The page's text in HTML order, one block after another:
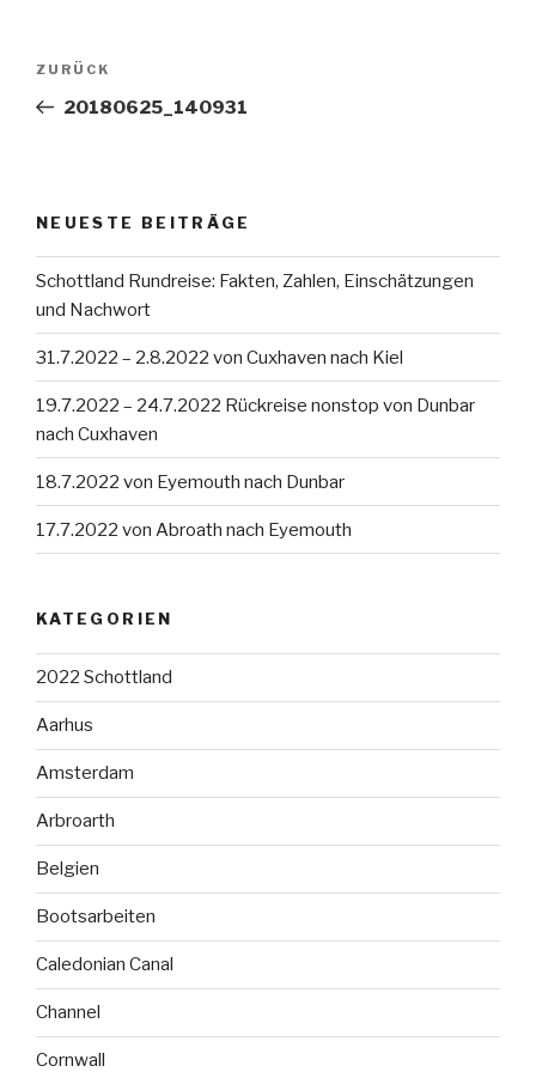
Beitragsnavigation
Vorheriger
Beitrag
ZURÜCK
20180625_140931
NEUESTE BEITRÄGE
Schottland Rundreise: Fakten, Zahlen, Einschätzungen
und Nachwort
31.7.2022 – 2.8.2022 von Cuxhaven nach Kiel
19.7.2022 – 24.7.2022 Rückreise nonstop von Dunbar
nach Cuxhaven
18.7.2022 von Eyemouth nach Dunbar
17.7.2022 von Abroath nach Eyemouth
KATEGORIEN
2022 Schottland
Aarhus
Amsterdam
Arbroarth
Belgien
Bootsarbeiten
Caledonian Canal
Channel
Cornwall